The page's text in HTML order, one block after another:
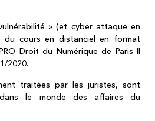
» (et cyber attaque en
du cours en distanciel en format
Droit du Numérique de Paris II
2020.
traitées par les juristes, sont
le monde des affaires du